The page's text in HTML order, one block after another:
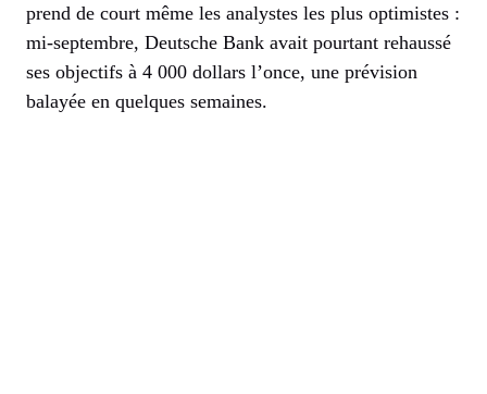
prend de court même les analystes les plus optimistes :
mi-septembre, Deutsche Bank avait pourtant rehaussé
ses objectifs à 4 000 dollars l’once, une prévision
balayée en quelques semaines.